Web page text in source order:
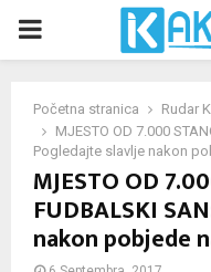
PRIMARY
Početna stranica
Rudar K
MJESTO OD 7.000
Pogledajte slavlje nakon
MJESTO OD
FUDBALSKI
nakon pobjede